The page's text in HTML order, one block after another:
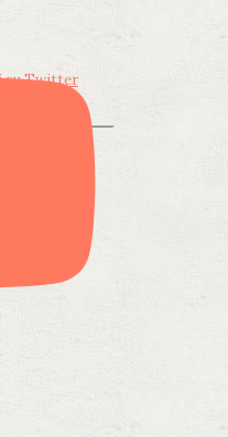
su Twitter